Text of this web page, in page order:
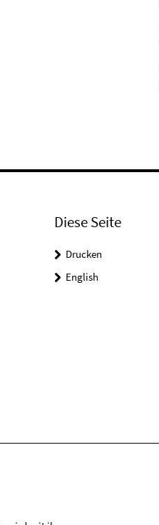
Diese Seite
Drucken
English